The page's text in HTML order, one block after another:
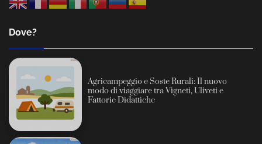
Dove?
Agricampeggio e Soste Rurali: Il nuovo
modo di viaggiare tra Vigneti, Uliveti e
Fattorie Didattiche